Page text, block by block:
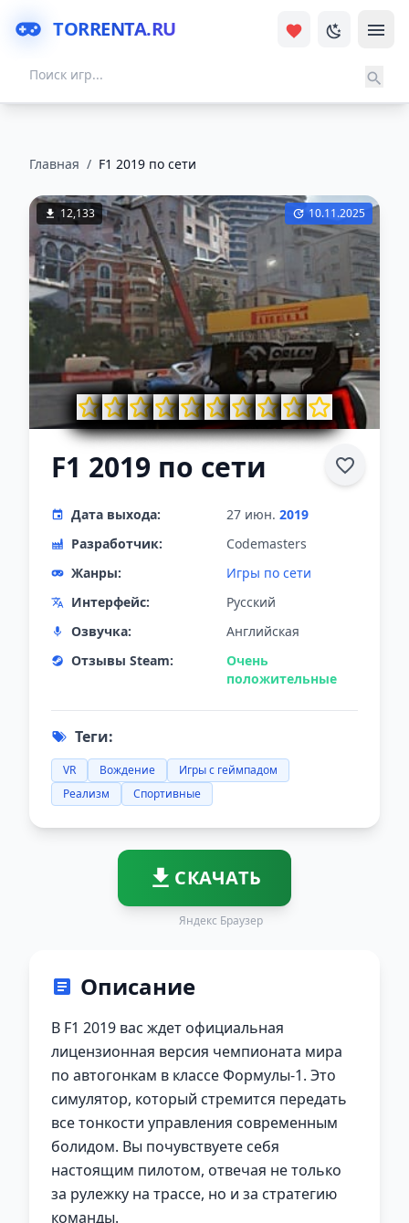
TORRENTA.RU
Главная / F1 2019 по сети
12,133 10.11.2025
F1 2019 по сети
Дата выхода: 27 июн. 2019
Разработчик:
Codemasters
Жанры:
Игры по сети
Интерфейс:
Русский
Озвучка:
Английская
Отзывы Steam:
Очень
положительные
Теги:
VR Вождение
Игры с геймпадом
Реализм
Спортивные
СКАЧАТЬ
Яндекс Браузер
Описание
В F1 2019 вас ждет официальная
лицензионная версия чемпионата мира
по автогонкам в классе Формулы-1. Это
симулятор, который стремится передать
все тонкости управления современным
болидом. Вы почувствуете себя
настоящим пилотом, отвечая не только
за рулежку на трассе, но и за стратегию
команды.